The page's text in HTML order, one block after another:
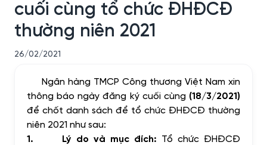
cuối cùng tổ chức ĐHĐCĐ
thường niên 2021
26/02/2021
Ngân hàng TMCP Công thương Việt Nam xin
thông báo ngày đăng ký cuối cùng (18/3/2021)
để chốt danh sách để tổ chức ĐHĐCĐ thường
niên 2021 như sau:
1. Lý do và mục đích: Tổ chức ĐHĐCĐ